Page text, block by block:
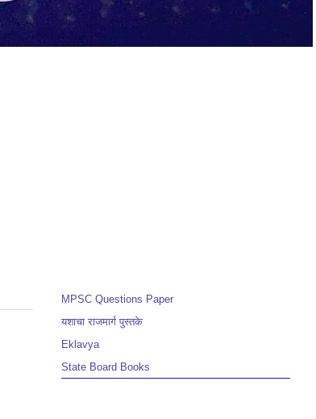
MPSC Questions Paper
यशाचा राजमार्ग पुस्तके
Eklavya
State Board Books